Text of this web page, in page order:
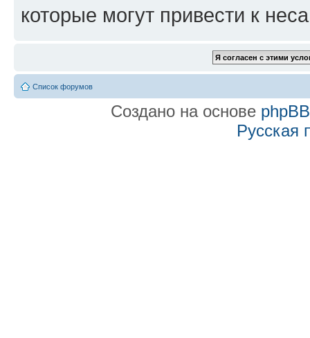
которые могут привести к
Список форумов
Создано на основе phpBB
Русская